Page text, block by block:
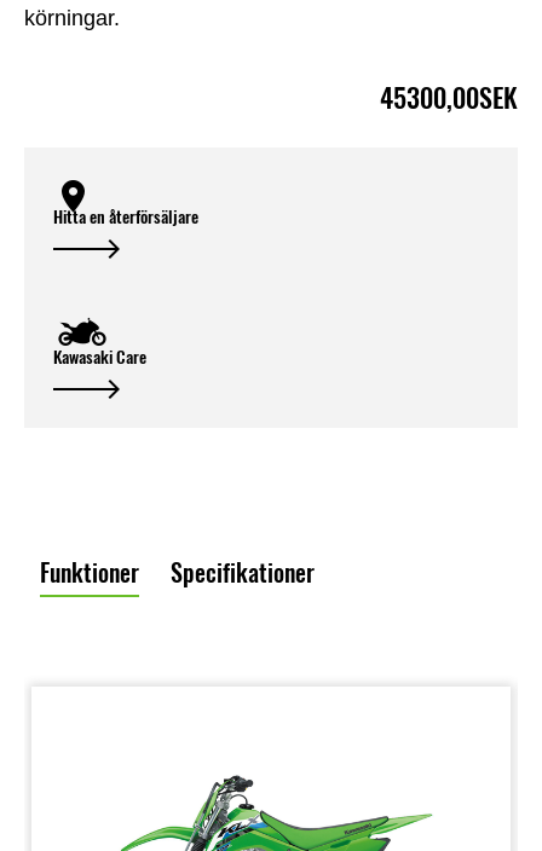
körningar.
45300,00SEK
Hitta en återförsäljare
Kawasaki Care
Funktioner Specifikationer